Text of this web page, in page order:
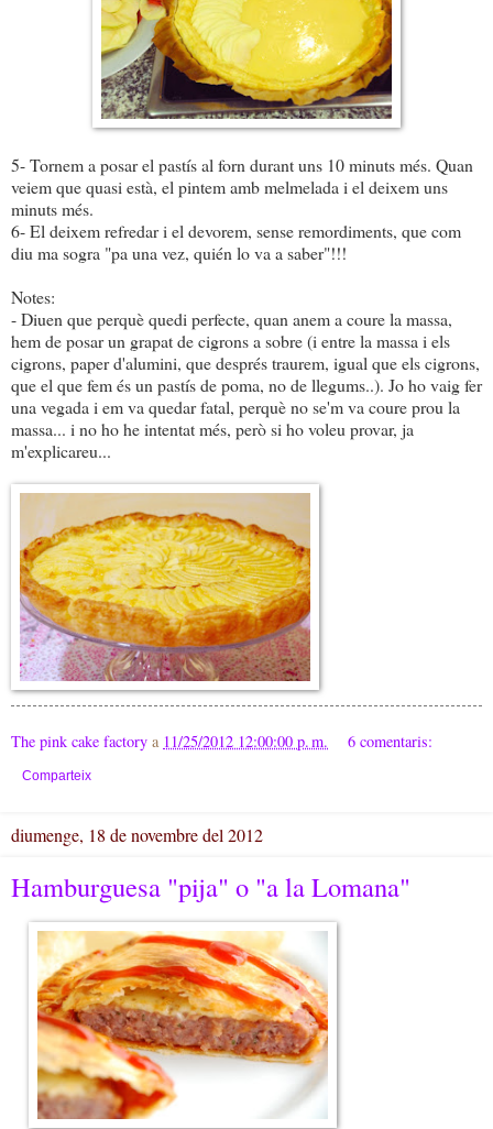
5- Tornem a posar el pastís al forn durant uns 10 minuts més. Quan
veiem que quasi està, el pintem amb melmelada i el deixem uns
minuts més.
6- El deixem refredar i el devorem, sense remordiments, que com
diu ma sogra "pa una vez, quién lo va a saber"!!!
Notes:
- Diuen que perquè quedi perfecte, quan anem a coure la massa,
hem de posar un grapat de cigrons a sobre (i entre la massa i els
cigrons, paper d'alumini, que després traurem, igual que els cigrons,
que el que fem és un pastís de poma, no de llegums..). Jo ho vaig fer
una vegada i em va quedar fatal, perquè no se'm va coure prou la
massa... i no ho he intentat més, però si ho voleu provar, ja
m'explicareu...
The pink cake factory a 11/25/2012 12:00:00 p. m. 6 comentaris:
Comparteix
diumenge, 18 de novembre del 2012
Hamburguesa "pija" o "a la Lomana"